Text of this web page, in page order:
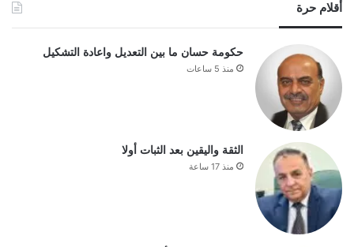
أقلام حرة
حكومة حسان ما بين التعديل واعادة التشكيل
منذ 5 ساعات
الثقة واليقين بعد الثبات أولا
منذ 17 ساعة